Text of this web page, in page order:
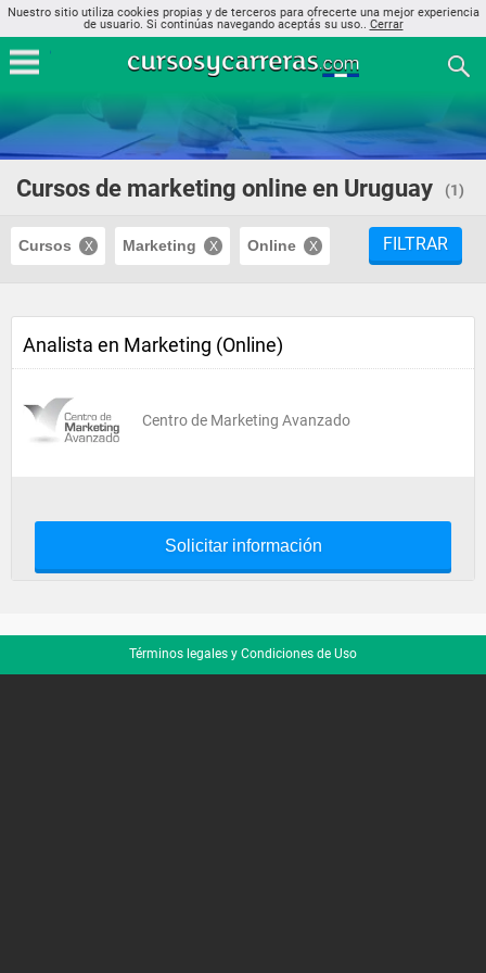
Nuestro sitio utiliza cookies propias y de terceros para ofrecerte una mejor experiencia
de usuario. Si continúas navegando aceptás su uso.. Cerrar
Cursos de marketing online en Uruguay (1)
Cursos Marketing Online FILTRAR
Analista en Marketing (Online)
Centro de Marketing Avanzado
Solicitar información
Términos legales y Condiciones de Uso